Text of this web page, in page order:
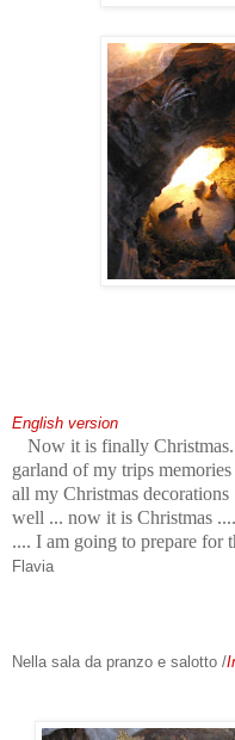
English version
Now it is finally
garland of my trips
all my Christmas
well ... now it is Christmas
.... I am going to prepare for
Flavia
Nella sala da pranzo e salotto /